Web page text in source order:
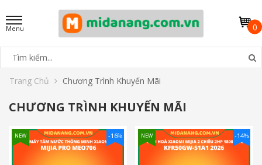
0
Trang Chủ Chương Trình Khuyến Mãi
CHƯƠNG TRÌNH KHUYẾN MÃI
-16%
NEW -14%
NEW